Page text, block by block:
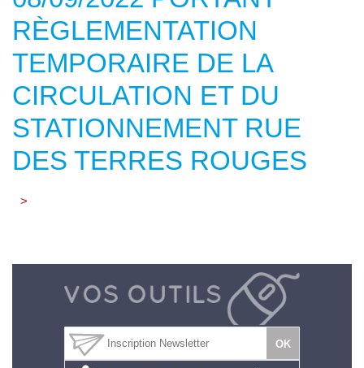
RÈGLEMENTATION
TEMPORAIRE DE LA
CIRCULATION ET DU
STATIONNEMENT RUE
DES TERRES ROUGES
>